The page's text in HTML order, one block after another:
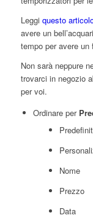
Leggi questo
avere un
tempo per avere un
Non sarà neppure
trovarci in negozio
per voi.
Ordinare per
Nome
Prezzo
Data